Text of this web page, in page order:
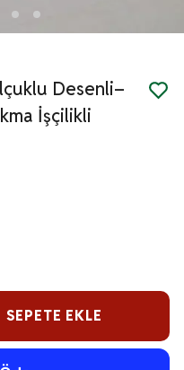
Desenli–
İşçilikli
SEPETE EKLE